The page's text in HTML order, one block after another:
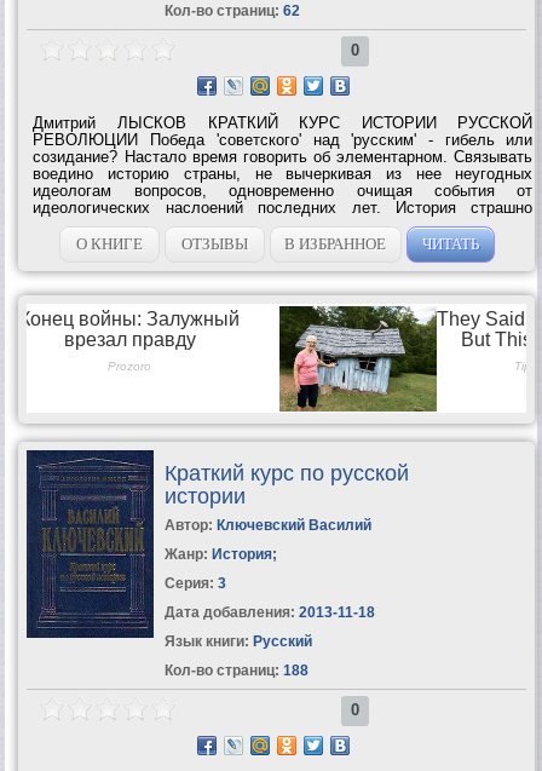
Кол-во страниц: 62
0
Дмитрий ЛЫСКОВ КРАТКИЙ КУРС ИСТОРИИ РУССКОЙ
РЕВОЛЮЦИИ Победа 'советского' над 'русским' - гибель или
созидание? Настало время говорить об элементарном. Связывать
воедино историю страны, не вычеркивая из нее неугодных
идеологам вопросов, одновременно очищая события от
идеологических наслоений последних лет. История страшно
фрагментирована, ее элементы никак не связаны между собой,
представляют набор картинок-образов,...
О КНИГЕ ОТЗЫВЫ В ИЗБРАННОЕ ЧИТАТЬ
Краткий курс по русской
истории
Автор: Ключевский Василий
Жанр: История;
Серия: 3
Дата добавления: 2013-11-18
Язык книги: Русский
Кол-во страниц: 188
0